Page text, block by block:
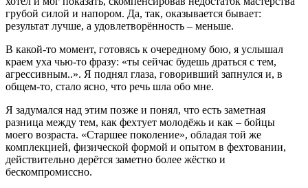
грубой силой и напором. Да, так, оказывается бывает:
результат лучше, а удовлетворённость – меньше.
В какой-то момент, готовясь к очередному бою, я услышал
краем уха чью-то фразу: «ты сейчас будешь драться с тем,
агрессивным..». Я поднял глаза, говоривший запнулся и, в
общем-то, стало ясно, что речь шла обо мне.
Я задумался над этим позже и понял, что есть заметная
разница между тем, как фехтует молодёжь и как – бойцы
моего возраста. «Старшее поколение», обладая той же
комплекцией, физической формой и опытом в фехтовании,
действительно дерётся заметно более жёстко и
бескомпромиссно.